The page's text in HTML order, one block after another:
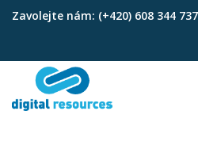
Zavolejte nám: (+420) 608 344